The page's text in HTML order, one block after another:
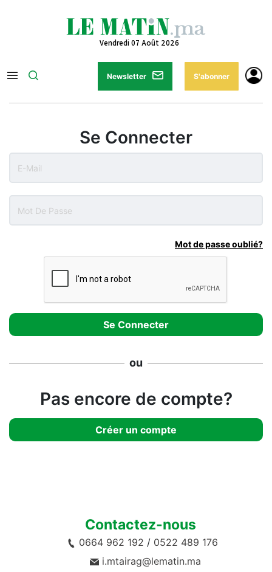
Vendredi 07 Août 2026
Newsletter S'abonner
Se Connecter
Mot de passe oublié?
ou
Pas encore de compte?
Créer un compte
Contactez-nous
0664 962 192 / 0522 489 176
i.mtairag@lematin.ma